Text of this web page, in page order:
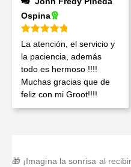
Ospina
Valorado en 5 de 5
La atención, el servicio y
la paciencia, además
todo es hermoso !!!!
Muchas gracias que de
feliz con mi Groot!!!!
🎁 ¡Imagina la sonrisa al